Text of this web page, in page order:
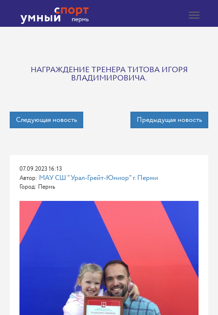
Toggle
НАГРАЖДЕНИЕ ТРЕНЕРА ТИТОВА ИГОРЯ
ВЛАДИМИРОВИЧА.
Следующая новость Предыдущая новость
07.09.2023 16:13
Автор: МАУ СШ "Урал-Грейт-Юниор" г. Перми
Город: Пермь